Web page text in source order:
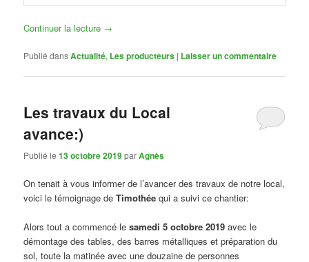
Continuer la lecture →
Publié dansActualité, Les producteurs | Laisser un commentaire
Les travaux du Local
avance:)
Publié le13 octobre 2019parAgnès
On tenait à vous informer de l’avancer des travaux de notre local,
voici le témoignage deTimothée qui a suivi ce chantier:
Alors tout a commencé lesamedi 5 octobre 2019 avec le
démontage des tables, des barres métalliques et préparation du
sol, toute la matinée avec une douzaine de personnes